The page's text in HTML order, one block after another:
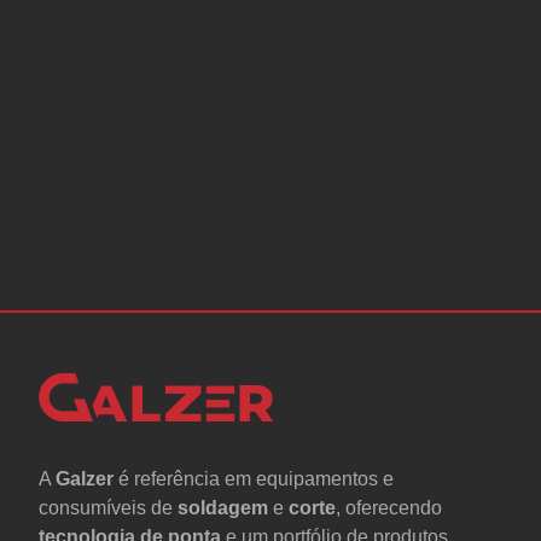
A Galzer é referência em equipamentos e
consumíveis de soldagem e corte, oferecendo
tecnologia de ponta e um portfólio de produtos